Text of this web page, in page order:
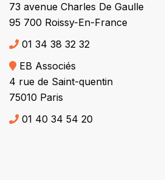
73 avenue Charles De Gaulle
95 700 Roissy-En-France
01 34 38 32 32
EB Associés
4 rue de Saint-quentin
75010 Paris
01 40 34 54 20